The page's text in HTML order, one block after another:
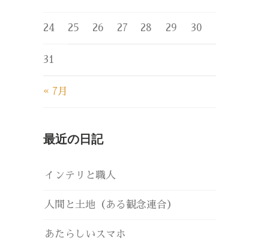
« 7月
24 25 26 27 28 29 30
31
最近の日記
インテリと職人
人間と土地（ある観念連合）
あたらしいスマホ